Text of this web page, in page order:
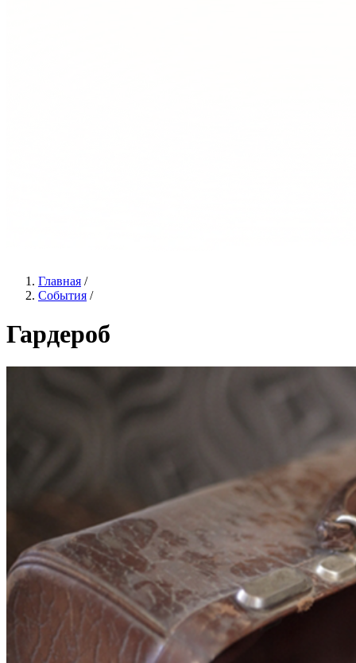
Главная /
События /
Гардероб